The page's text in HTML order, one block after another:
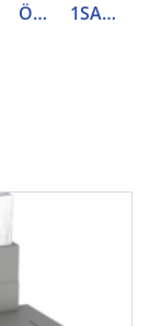
Överlastrelä 1SAZ911201R1004